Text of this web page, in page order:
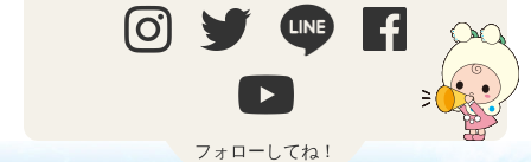
フォローしてね！